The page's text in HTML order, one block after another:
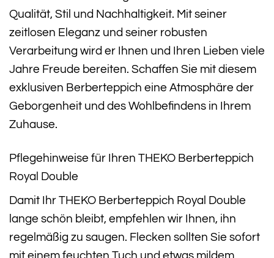
Qualität, Stil und Nachhaltigkeit. Mit seiner
zeitlosen Eleganz und seiner robusten
Verarbeitung wird er Ihnen und Ihren Lieben viele
Jahre Freude bereiten. Schaffen Sie mit diesem
exklusiven Berberteppich eine Atmosphäre der
Geborgenheit und des Wohlbefindens in Ihrem
Zuhause.
Pflegehinweise für Ihren THEKO Berberteppich
Royal Double
Damit Ihr THEKO Berberteppich Royal Double
lange schön bleibt, empfehlen wir Ihnen, ihn
regelmäßig zu saugen. Flecken sollten Sie sofort